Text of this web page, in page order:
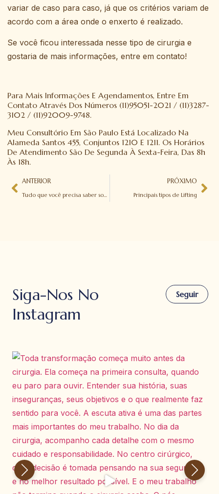
variar de caso para caso, já que os critérios variam de
acordo com a área onde o enxerto é realizado.
Se você ficou interessada nesse tipo de cirurgia e
gostaria de mais informações, entre em contato!
Para Mais Informações E Agendamentos, Entre Em
Contato Através Dos Números (11)95051-2021 / (11)3287-
3102 / (11)92009-9748.
Meu Consultório Em São Paulo Está Localizado Na
Alameda Santos 455, Conjuntos 1210 E 1211. Os Horários
De Atendimento São De Segunda À Sexta-Feira, Das 8h
Às 18h.
ANTERIOR
Tudo que você precisa saber sobre Lipoaspiração com Lipoescultura
PRÓXIMO
Principais tipos de Lifting
Siga-Nos No
Instagram
Seguir